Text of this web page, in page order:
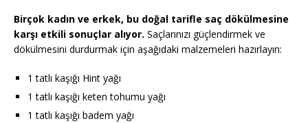
Birçok kadın ve erkek, bu doğal tarifle saç dökülmesine
karşı etkili sonuçlar alıyor. Saçlarınızı güçlendirmek ve
dökülmesini durdurmak için aşağıdaki malzemeleri hazırlayın:
1 tatlı kaşığı Hint yağı
1 tatlı kaşığı keten tohumu yağı
1 tatlı kaşığı badem yağı